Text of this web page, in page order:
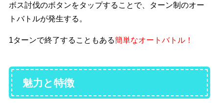
ボス討伐のボタンをタップすることで、
ターン制のオー
トバトルが発生する。
1ターンで終了することもある簡単なオートバトル！
魅力と特徴